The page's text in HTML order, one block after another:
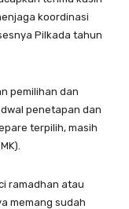
koordinasi
Pilkada tahun
pemilihan dan
penetapan dan
terpilih, masih
ramadhan atau
memang sudah